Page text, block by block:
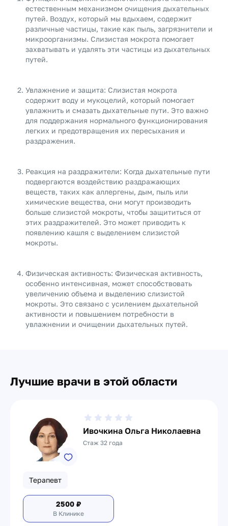
естественным механизмом очищения дыхательных
путей. Воздух, который мы вдыхаем, содержит
различные частицы, такие как пыль, загрязнители и
микроорганизмы. Слизистая мокрота помогает
захватывать и удалять эти частицы из дыхательных
путей.
Увлажнение и защита: Слизистая мокрота
содержит воду и мукоцелий, который помогает
увлажнить и смазать дыхательные пути. Это важно
для поддержания нормального функционирования
легких и предотвращения их пересыхания и
раздражения.
Реакция на раздражители: Когда дыхательные пути
подвергаются воздействию раздражающих
веществ, таких как аллергены, дым, пыль или
химические вещества, они могут производить
больше слизистой мокроты, чтобы защититься от
этих раздражителей. Это может приводить к
появлению кашля с выделением слизистой
мокроты.
Физическая активность: Физическая активность,
особенно интенсивная, может способствовать
увеличению объема и выделению слизистой
мокроты. Это связано с усилением дыхательной
активности и повышением потребности в
увлажнении и очищении дыхательных путей.
Лучшие врачи в этой области
Ивочкина Ольга Николаевна
Стаж 32 года
Терапевт
2500 ₽
В Клинике